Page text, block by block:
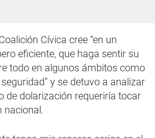
Cívica cree “en un
eficiente, que haga sentir su
todo en algunos ámbitos como
y se detuvo a analizar
de dolarización requeriría tocar
nacional.